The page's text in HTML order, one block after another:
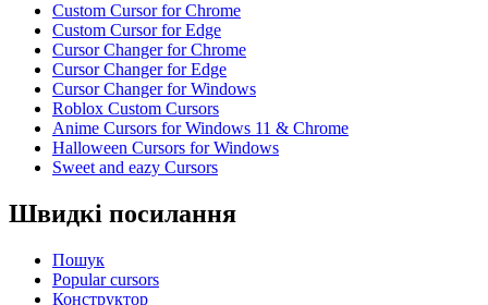
Custom Cursor for Chrome
Custom Cursor for Edge
Cursor Changer for Chrome
Cursor Changer for Edge
Cursor Changer for Windows
Roblox Custom Cursors
Anime Cursors for Windows 11 & Chrome
Halloween Cursors for Windows
Sweet and eazy Cursors
Швидкі посилання
Пошук
Popular cursors
Конструктор